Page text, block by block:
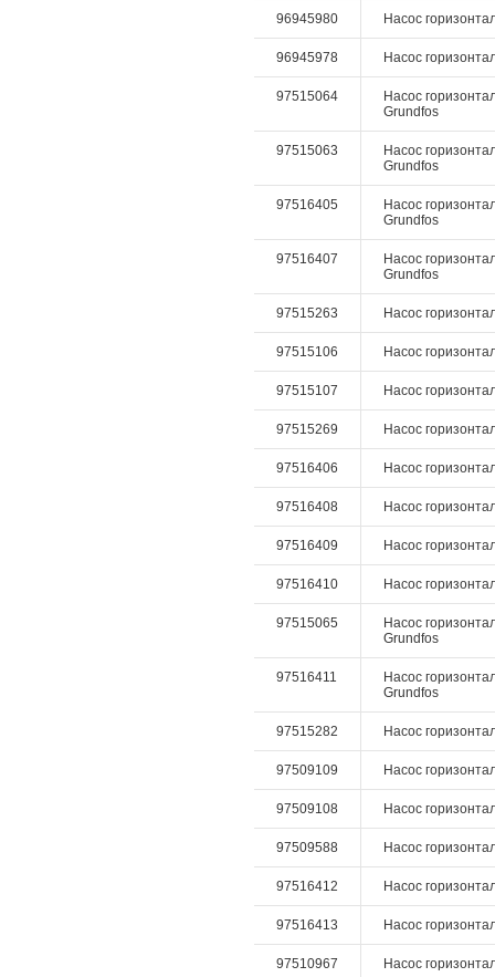
96945980 Насос
96945978 Насос
97515064
Насос
Grundfos
97515063
Насос
Grundfos
97516405
Насос
Grundfos
97516407
Насос
Grundfos
97515263 Насос
97515106 Насос
97515107 Насос
97515269 Насос
97516406 Насос
97516408 Насос
97516409 Насос
97516410 Насос
97515065
Насос
Grundfos
97516411
Насос
Grundfos
97515282 Насос
97509109 Насос
97509108 Насос
97509588 Насос
97516412 Насос
97516413 Насос
97510967 Насос